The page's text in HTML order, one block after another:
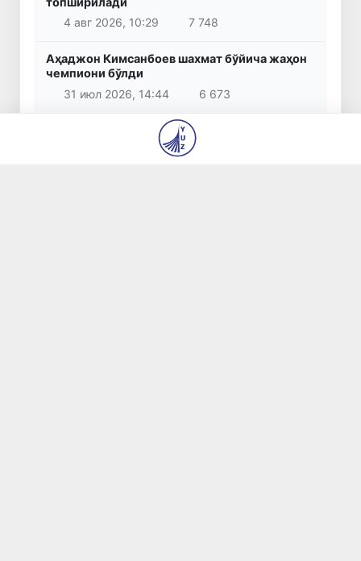
4 авг 2026, 10:29
7 748
Аҳаджон Кимсанбоев шахмат бўйича жаҳон
чемпиони бўлди
31 июл 2026, 14:44
6 673
Бошланғич таълим ўқитувчиларига миллий
сертификат бериш бўйича имтиҳонларни
ўтказиш тартиби белгиланди